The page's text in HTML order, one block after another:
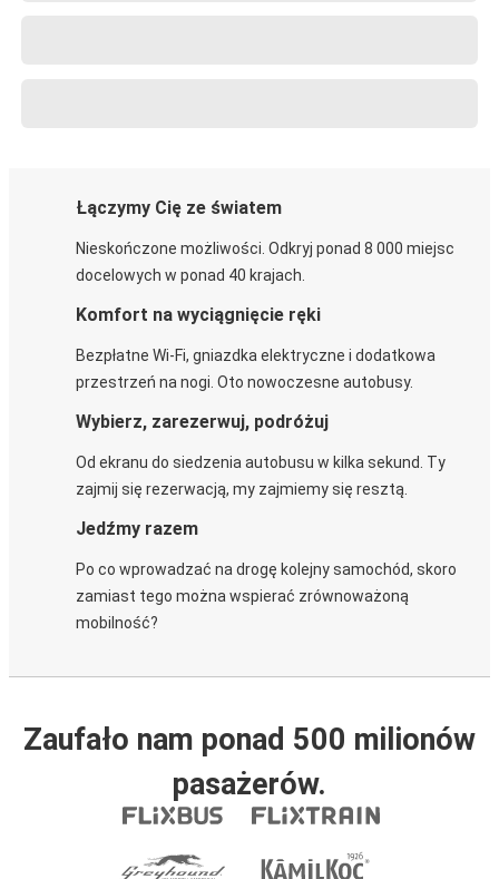
Łączymy Cię ze światem
Nieskończone możliwości. Odkryj ponad 8 000 miejsc
docelowych w ponad 40 krajach.
Komfort na wyciągnięcie ręki
Bezpłatne Wi-Fi, gniazdka elektryczne i dodatkowa
przestrzeń na nogi. Oto nowoczesne autobusy.
Wybierz, zarezerwuj, podróżuj
Od ekranu do siedzenia autobusu w kilka sekund. Ty
zajmij się rezerwacją, my zajmiemy się resztą.
Jedźmy razem
Po co wprowadzać na drogę kolejny samochód, skoro
zamiast tego można wspierać zrównoważoną
mobilność?
Zaufało nam ponad 500 milionów
pasażerów.